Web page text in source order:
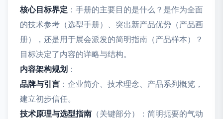
核心目标界定 ：手册的主要目的是什么？是作为全面
的技术参考（选型手册）、突出新产品优势（产品画
册），还是用于展会派发的简明指南（产品样本）？
目标决定了内容的详略与结构。
内容架构规划 ：
品牌与引言 ：企业简介、技术理念、产品系列概览，
建立初步信任。
技术原理与选型指南 （关键部分）：简明扼要的气动